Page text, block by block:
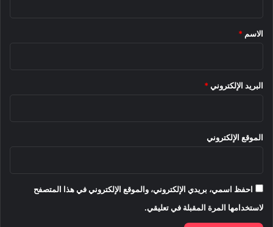
*
الاسم *
البريد الإلكتروني *
الموقع الإلكتروني
احفظ اسمي، بريدي الإلكتروني، والموقع الإلكتروني في هذا المتصفح
لاستخدامها المرة المقبلة في تعليقي.